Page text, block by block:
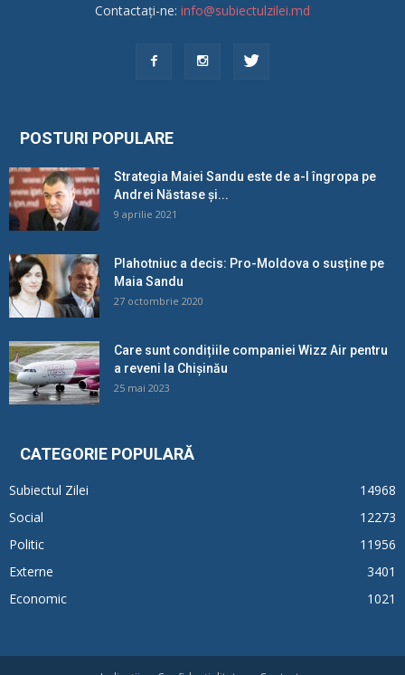
Contactați-ne: info@subiectulzilei.md
POSTURI POPULARE
Strategia Maiei Sandu este de a-l îngropa pe
Andrei Năstase și...
9 aprilie 2021
Plahotniuc a decis: Pro-Moldova o susține pe
Maia Sandu
27 octombrie 2020
Care sunt condițiile companiei Wizz Air pentru
a reveni la Chișinău
25 mai 2023
CATEGORIE POPULARĂ
Subiectul Zilei
14968
Social
12273
Politic
11956
Externe
3401
Economic
1021